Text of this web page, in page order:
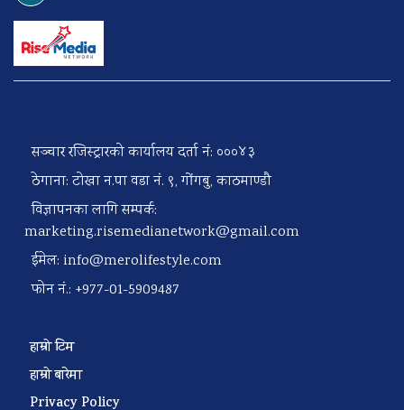
सञ्चार रजिस्ट्रारको कार्यालय दर्ता नं: ०००४३
ठेगाना: टोखा न.पा वडा नं. ९, गोंगबु, काठमाण्डौ
विज्ञापनका लागि सम्पर्क:
marketing.risemedianetwork@gmail.com
ईमेल: info@merolifestyle.com
फोन नं.: +977-01-5909487
हाम्रो टिम
हाम्रो बारेमा
Privacy Policy